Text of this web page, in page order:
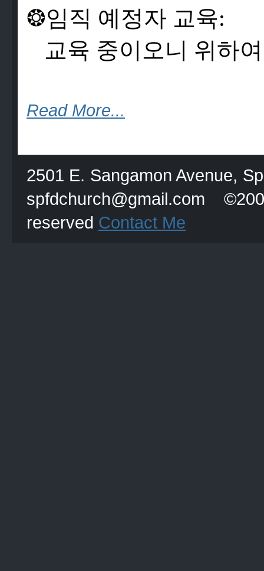
❂임 직 예정자 교육:
교육 중이 오니 위하여
Read More...
2501 E. Sangamon Avenue,
spfdchurch@gmail.com
reserved Contact Me